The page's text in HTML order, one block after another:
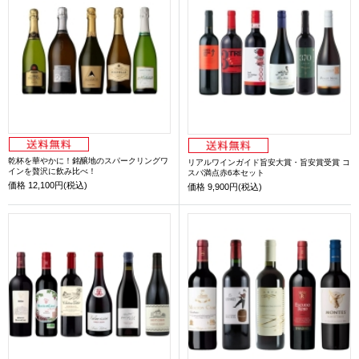
乾杯を華やかに！銘醸地のスパークリングワ
インを贅沢に飲み比べ！
価格 12,100円(税込)
リアルワインガイド旨安大賞・旨安賞受賞 コ
スパ満点赤6本セット
価格 9,900円(税込)